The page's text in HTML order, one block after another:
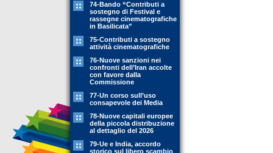
74-Bando “Contributi a
sostegno di Festival e
rassegne cinematografiche
in Basilicata”
75-Contributi a sostegno
attività cinematografiche
76-Nuove sanzioni nei
confronti dell’Iran accolte
con favore dalla
Commissione
77-Un corso sull’uso
consapevole dei Media
78-Nuove capitali europee
della piccola distribuzione
al dettaglio del 2026
79-Ue e India, accordo
storico sul libero scambio